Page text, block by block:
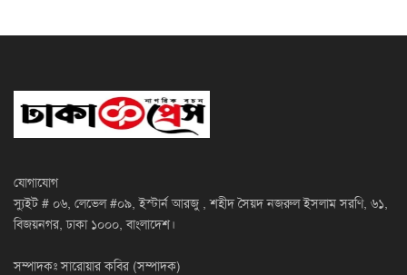
যোগাযোগ
স্যুইট # ০৬, লেভেল #০৯, ইস্টার্ন আরজু , শহীদ সৈয়দ নজরুল ইসলাম সরণি, ৬১,
বিজয়নগর, ঢাকা ১০০০, বাংলাদেশ।
সম্পাদকঃ সারোয়ার কবির (সম্পাদক)